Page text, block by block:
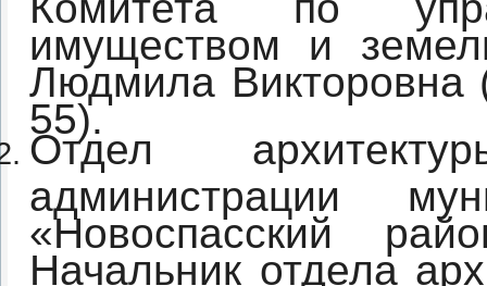
имуществом и
Людмила Викторовна
55).
Отдел
администрации
«Новоспасский
Начальник отдела